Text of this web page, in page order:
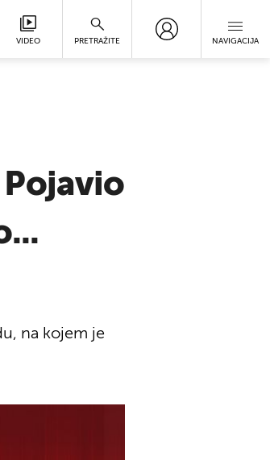
VIDEO PRETRAŽITE NAVIGACIJA
na kojem je